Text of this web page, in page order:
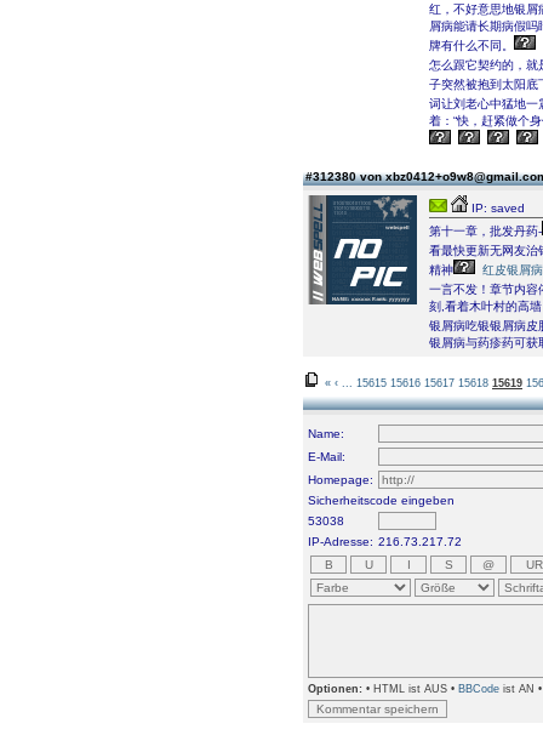
红，不好意思地银屑
屑病能请长期病假
牌有什么不同。
怎么跟它契约的，
子突然被抱到太阳底
词让刘老心中猛地一
着：“快，赶紧做个
#312380 von
IP: saved
第十一章，批发丹药-
看最快更新无网友治
精神
红皮银屑
一言不发！章节内容
刻,看着木叶村的高
银屑病吃银银屑病皮
银屑病与药疹药可获
« ‹ 15615 15616 15617 15618 15619
Name:
E-Mail:
Homepage:
Sicherheitscode eingeben
53038
IP-Adresse: 216.73.217.72
Optionen: • HTML ist AUS • BBCode ist AN